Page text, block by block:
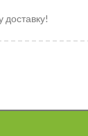
доставку!